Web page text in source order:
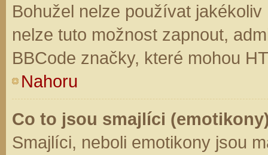
Bohužel nelze používat
nelze tuto možnost zapnout,
BBCode značky, které mohou
Nahoru
Co to jsou smajlíci
Smajlíci, neboli emotikony jsou